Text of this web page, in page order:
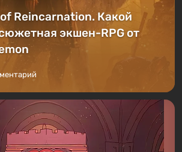
Reincarnation. Какой
экшен-RPG от